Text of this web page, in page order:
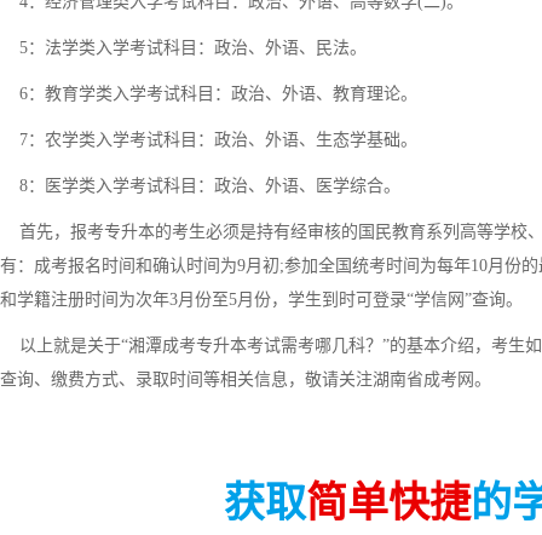
5：法学类入学考试科目：政治、外语、民法。
6：教育学类入学考试科目：政治、外语、教育理论。
7：农学类入学考试科目：政治、外语、生态学基础。
8：医学类入学考试科目：政治、外语、医学综合。
首先，报考专升本的考生必须是持有经审核的国民教育系列高等学校
有：成考报名时间和确认时间为9月初;参加全国统考时间为每年10月份
和学籍注册时间为次年3月份至5月份，学生到时可登录“学信网”查询。
以上就是关于“湘潭成考专升本考试需考哪几科？”的基本介绍，考生
查询、缴费方式、录取时间等相关信息，敬请关注湖南省成考网。
获取简单快捷的